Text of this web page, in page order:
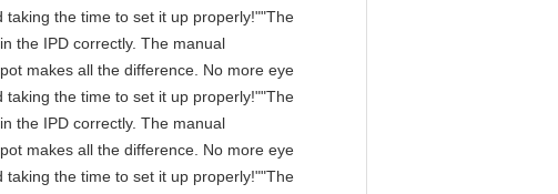
the time to set it up properly!""The
the IPD correctly. The manual
makes all the difference. No more eye
the time to set it up properly!""The
the IPD correctly. The manual
makes all the difference. No more eye
the time to set it up properly!""The